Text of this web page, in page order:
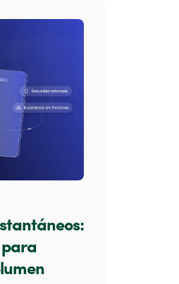
para